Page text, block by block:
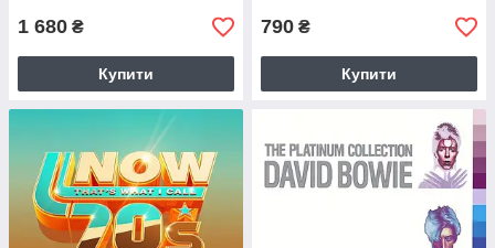
1 680 ₴
Купити
790 ₴
Купити